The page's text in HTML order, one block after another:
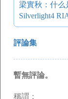
梁實秋：什么
評論集
暫無評論。
稱謂：